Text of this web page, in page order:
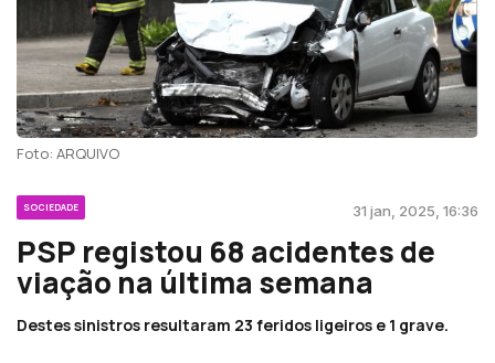
Foto: ARQUIVO
SOCIEDADE 31 jan, 2025, 16:36
PSP registou 68 acidentes de
viação na última semana
Destes sinistros resultaram 23 feridos ligeiros e 1 grave.